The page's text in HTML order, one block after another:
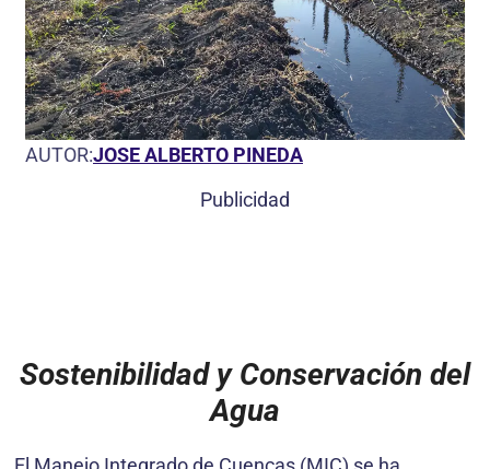
AUTOR:JOSE ALBERTO PINEDA
Publicidad
Sostenibilidad y Conservación del
Agua